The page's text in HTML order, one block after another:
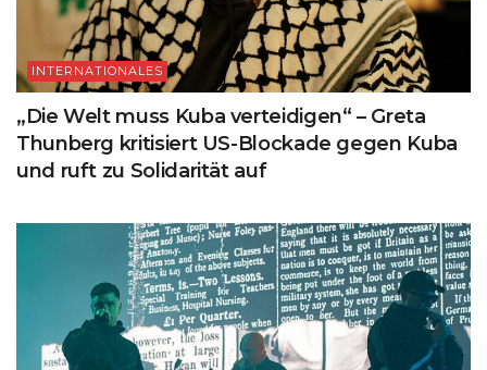
INTERNATIONALES
„Die Welt muss Kuba verteidigen“ – Greta
Thunberg kritisiert US-Blockade gegen Kuba
und ruft zu Solidarität auf